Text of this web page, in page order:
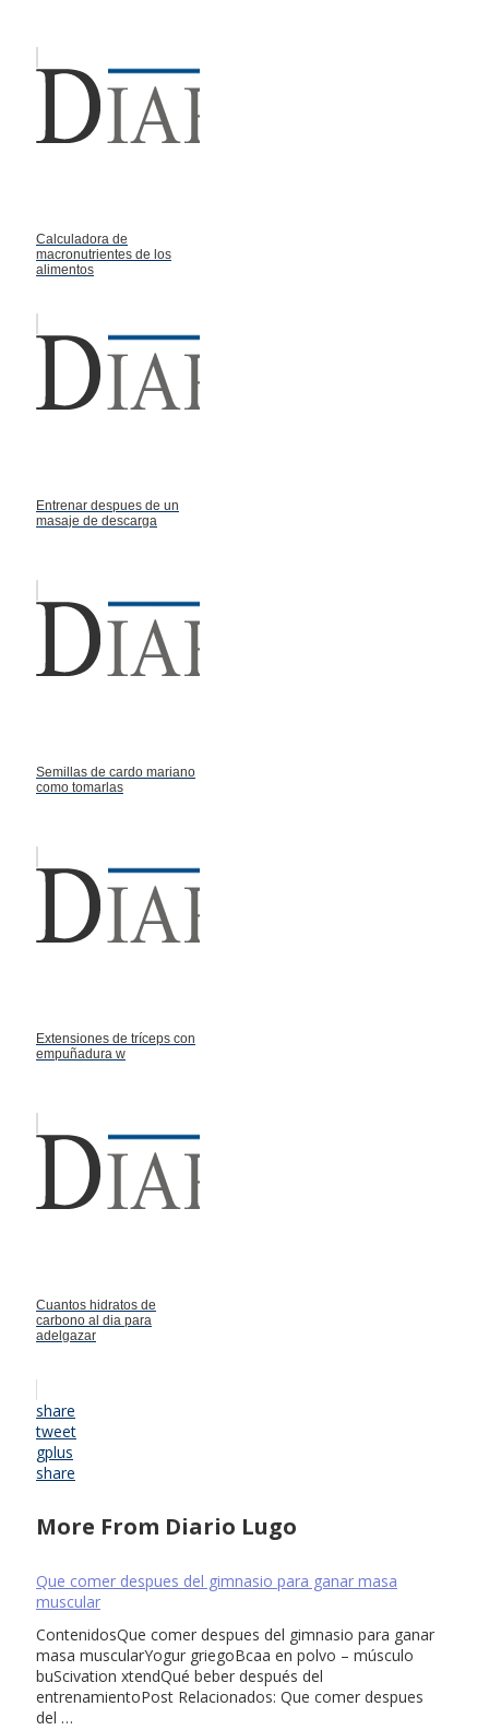
Calculadora de
macronutrientes de los
alimentos
Entrenar despues de un
masaje de descarga
Semillas de cardo mariano
como tomarlas
Extensiones de tríceps con
empuñadura w
Cuantos hidratos de
carbono al dia para
adelgazar
share
tweet
gplus
share
More From Diario Lugo
Que comer despues del gimnasio para ganar masa
muscular
ContenidosQue comer despues del gimnasio para ganar
masa muscularYogur griegoBcaa en polvo – músculo
buScivation xtendQué beber después del
entrenamientoPost Relacionados: Que comer despues
del …